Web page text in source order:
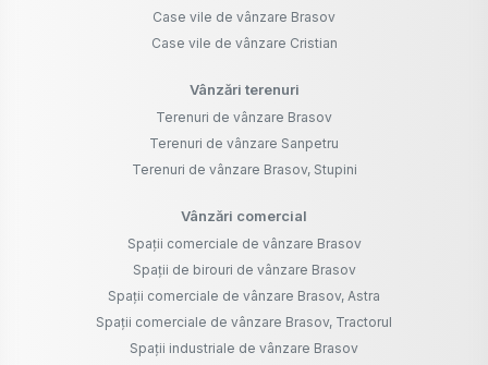
Case vile de vânzare Brasov
Case vile de vânzare Cristian
Vânzări terenuri
Terenuri de vânzare Brasov
Terenuri de vânzare Sanpetru
Terenuri de vânzare Brasov, Stupini
Vânzări comercial
Spații comerciale de vânzare Brasov
Spații de birouri de vânzare Brasov
Spații comerciale de vânzare Brasov, Astra
Spații comerciale de vânzare Brasov, Tractorul
Spații industriale de vânzare Brasov